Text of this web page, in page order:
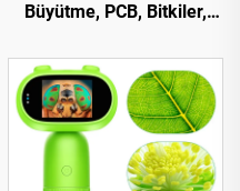
Büyütme, PCB, Bitkiler,
Lehimleme Mikroskobu